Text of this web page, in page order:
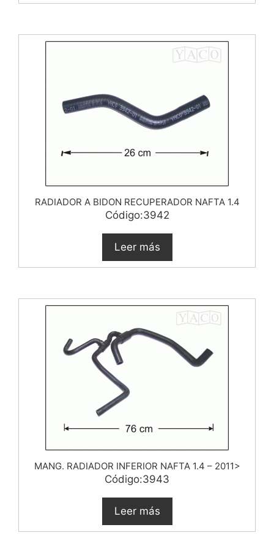
RADIADOR A BIDON RECUPERADOR NAFTA 1.4
Código:3942
Leer más
MANG. RADIADOR INFERIOR NAFTA 1.4 – 2011>
Código:3943
Leer más